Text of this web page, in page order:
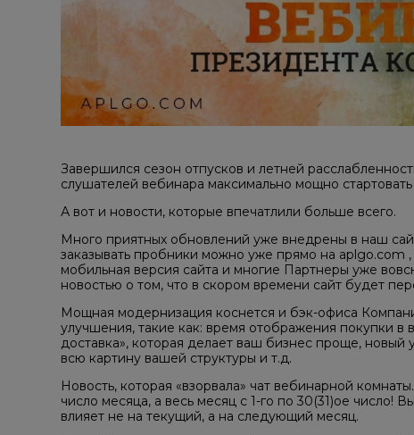
Завершился сезон отпусков и летней
слушателей вебинара максимально мощно
А вот и новости, которые впечатлили больше всего.
Много приятных обновлений уже внедрены в наш
заказывать пробники можно уже прямо на aplgo.com
мобильная версия сайта и многие Партнеры уже
новостью о том, что в скором времени сайт будет
Мощная модернизация коснется и бэк-офиса
улучшения, такие как: время отображения покупки в
доставка», которая делает ваш бизнес проще,
всю картину вашей структуры и т.д.
Новость, которая «взорвала» чат вебинарной
число месяца, а весь месяц с 1-го по 30(31)ое число!
влияет не на текущий, а на следующий месяц.